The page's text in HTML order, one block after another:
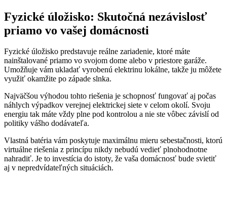
Fyzické úložisko: Skutočná nezávislosť
priamo vo vašej domácnosti
Fyzické úložisko predstavuje reálne zariadenie, ktoré máte
nainštalované priamo vo svojom dome alebo v priestore garáže.
Umožňuje vám ukladať vyrobenú elektrinu lokálne, takže ju môžete
využiť okamžite po západe slnka.
Najväčšou výhodou tohto riešenia je schopnosť fungovať aj počas
náhlych výpadkov verejnej elektrickej siete v celom okolí. Svoju
energiu tak máte vždy plne pod kontrolou a nie ste vôbec závislí od
politiky vášho dodávateľa.
Vlastná batéria vám poskytuje maximálnu mieru sebestačnosti, ktorú
virtuálne riešenia z princípu nikdy nebudú vedieť plnohodnotne
nahradiť. Je to investícia do istoty, že vaša domácnosť bude svietiť
aj v nepredvídateľných situáciách.